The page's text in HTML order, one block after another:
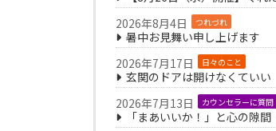
2026年8月4日
つれづれ
暑中お見舞い申し上げます
2026年7月17日
日々のこと
玄関のドアは開けなくていい
2026年7月13日
カウンセラーに質問
「まあいいか！」と心の隙